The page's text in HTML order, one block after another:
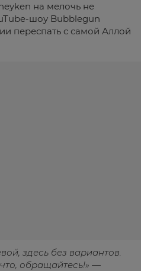
на мелочь не
шоу Bubblegun
переспать с самой Аллой
здесь без вариантов.
обращайтесь!» —